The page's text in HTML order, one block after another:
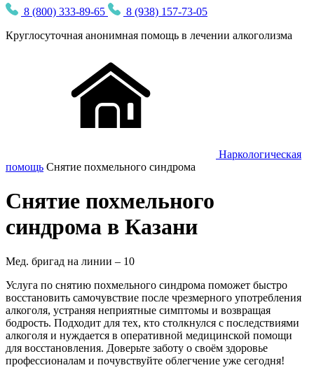
8 (800) 333-89-65
8 (938) 157-73-05
Круглосуточная анонимная помощь в лечении алкоголизма
Наркологическая
помощь Снятие похмельного синдрома
Снятие похмельного
синдрома в Казани
Мед. бригад на линии – 10
Услуга по снятию похмельного синдрома поможет быстро
восстановить самочувствие после чрезмерного употребления
алкоголя, устраняя неприятные симптомы и возвращая
бодрость. Подходит для тех, кто столкнулся с последствиями
алкоголя и нуждается в оперативной медицинской помощи
для восстановления. Доверьте заботу о своём здоровье
профессионалам и почувствуйте облегчение уже сегодня!